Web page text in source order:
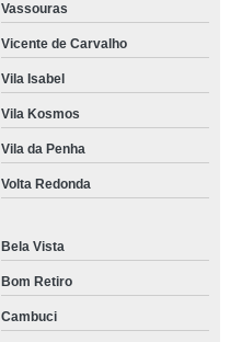
Vassouras
Vicente de Carvalho
Vila Isabel
Vila Kosmos
Vila da Penha
Volta Redonda
Bela Vista
Bom Retiro
Cambuci